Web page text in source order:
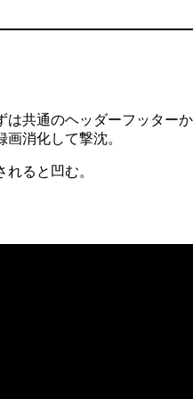
は共通のヘッダーフッター
消化して撃沈。
ると凹む。